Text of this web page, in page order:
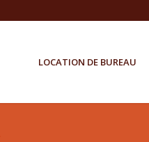
LOCATION DE BUREAU